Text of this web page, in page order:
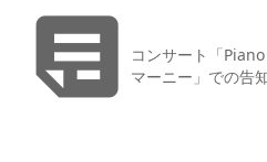
コンサート「
マーニー」での告